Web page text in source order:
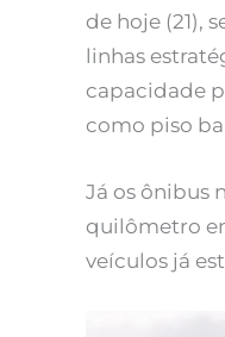
de hoje (21),
linhas
capacidade
como piso
Já os ônibus
quilômetro
veículos já